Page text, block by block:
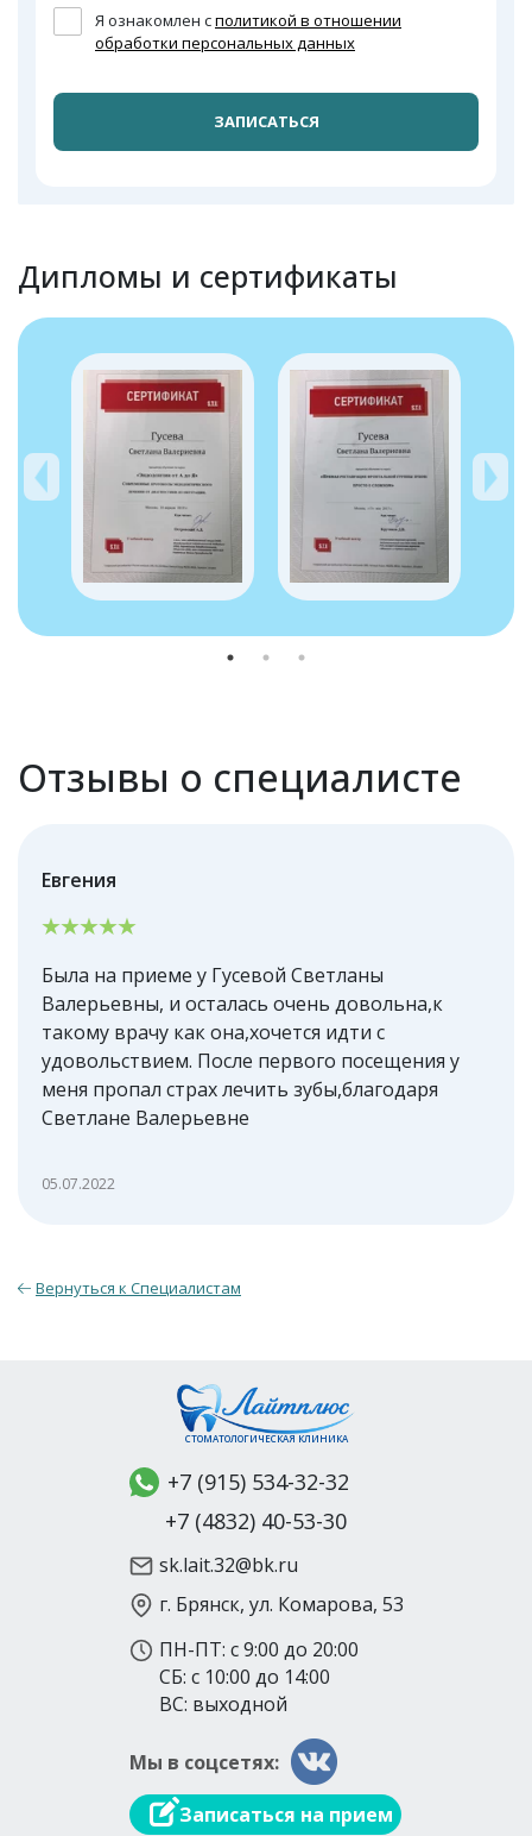
Я ознакомлен сполитикой в отношении
обработки персональных данных
ЗАПИСАТЬСЯ
Дипломы и сертификаты
Отзывы о специалисте
Евгения
Была на приеме у Гусевой Светланы
Валерьевны, и осталась очень довольна,к
такому врачу как она,хочется идти с
удовольствием. После первого посещения у
меня пропал страх лечить зубы,благодаря
Светлане Валерьевне
05.07.2022
Вернуться к Специалистам
СТОМАТОЛОГИЧЕСКАЯ КЛИНИКА
+7 (915) 534-32-32
+7 (4832) 40-53-30
sk.lait.32@bk.ru
г. Брянск, ул. Комарова, 53
ПН-ПТ: с 9:00 до 20:00
СБ: с 10:00 до 14:00
ВС: выходной
Мы в соцсетях:
Записаться на прием